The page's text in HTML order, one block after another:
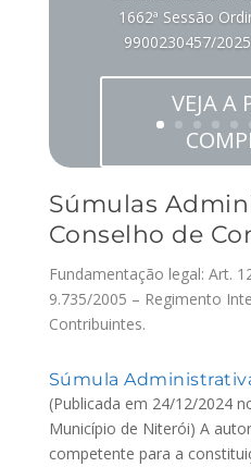
1662ª Sessão
9900230457/
VEJA A
Súmulas
Conselho de
Fundamentação legal: Art.
9.735/2005 – Regimento
Contribuintes.
Súmula
(Publicada em 24/12/2024
Município de Niterói) A
competente para a